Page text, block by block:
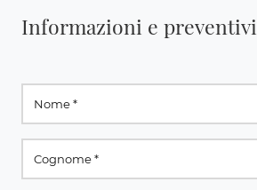
Informazioni e preventivi